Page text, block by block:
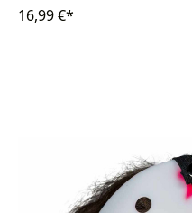
16,99 €*